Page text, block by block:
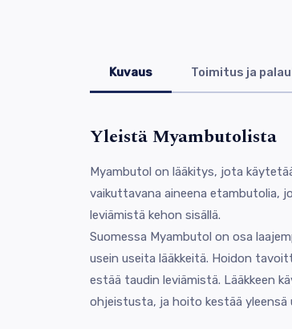
Kuvaus Toimitus ja
Yleistä Myambutolista
Myambutol on lääkitys, jota
vaikuttavana aineena etambutolia,
leviämistä kehon sisällä.
Suomessa Myambutol on osa
usein useita lääkkeitä. Hoidon
estää taudin leviämistä. Lääkkeen
ohjeistusta, ja hoito kestää yleensä